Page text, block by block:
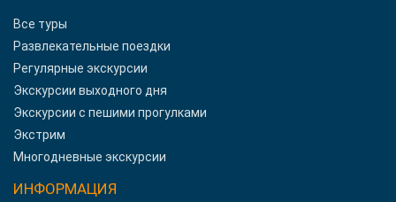
Все туры
Развлекательные поездки
Регулярные экскурсии
Экскурсии выходного дня
Экскурсии с пешими прогулками
Экстрим
Многодневные экскурсии
ИНФОРМАЦИЯ